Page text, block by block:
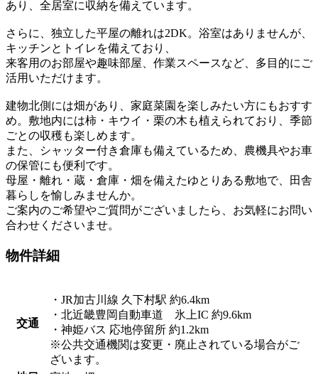
あり、全居室に収納を備えています。
さらに、独立した平屋の離れは2DK。浴室はありませんが、
キッチンとトイレを備えており、
来客用のお部屋や趣味部屋、作業スペースなど、多目的にご
活用いただけます。
建物北側には畑があり、家庭菜園を楽しみたい方にもおすす
め。敷地内には柿・キウイ・栗の木も植えられており、季節
ごとの収穫も楽しめます。
また、シャッター付き倉庫も備えているため、農機具やお車
の保管にも便利です。
母屋・離れ・蔵・倉庫・畑を備えたゆとりある敷地で、田舎
暮らしを愉しみませんか。
ご案内のご希望やご質問がございましたら、お気軽にお問い
合わせくださいませ。
物件詳細
交通
・JR加古川線 久下村駅 約6.4km
・北近畿豊岡自動車道 氷上IC 約9.6km
・神姫バス 応地停留所 約1.2km
※公共交通機関は変更・廃止されている場合がご
ざいます。